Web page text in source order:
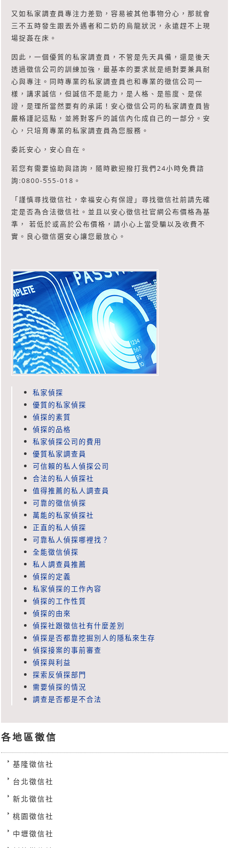
又如私家調查員專注力差勁，容易被其他事物分心，那就會
三不五時發生跟丟外遇者和二奶的烏龍狀況，永遠趕不上現
場捉姦在床。
因此，一個優質的私家調查員，不管是先天具備，還是後天
透過徵信公司的訓練加強，最基本的要求就是絕對要兼具耐
心與專注。同時專業的私家調查員也和專業的徵信公司一
樣，講求誠信，但誠信不是能力，是人格、是態度、是保
證，是理所當然要有的承諾！安心徵信公司的私家調查員皆
嚴格謹記這點，並將對客戶的誠信內化成自己的一部分。安
心，只培育專業的私家調查員為您服務。
委託安心，安心自在。
若您有需要協助與諮詢，隨時歡迎撥打我們24小時免費諮
詢:0800-555-018。
「謹慎尋找徵信社，幸福安心有保證」尋找徵信社前請先確
定是否為合法徵信社。並且以安心徵信社官網公布價格為基
準， 若低於或高於公布價格，請小心上當受騙以及收費不
實。良心徵信選安心讓您最放心。
私家偵探
優質的私家偵探
偵探的素質
偵探的品格
私家偵探公司的費用
優質私家調查員
可信賴的私人偵探公司
合法的私人偵探社
值得推薦的私人調查員
可靠的徵信偵探
萬能的私家偵探社
正直的私人偵探
可靠私人偵探哪裡找？
全能徵信偵探
私人調查員推薦
偵探的定義
私家偵探的工作內容
偵探的工作性質
偵探的由來
偵探社跟徵信社有什麼差別
偵探是否都靠挖掘別人的隱私來生存
偵探接案的事前審查
偵探與利益
探索反偵探部門
需要偵探的情況
調查是否都是不合法
各地區徵信
基隆徵信社
台北徵信社
新北徵信社
桃園徵信社
中壢徵信社